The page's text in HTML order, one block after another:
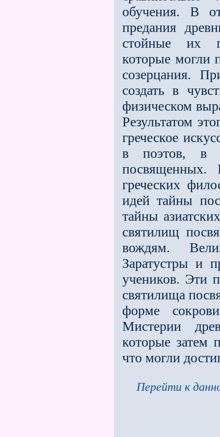
обучения. В
предания
стойные их
которые могли
созерцания.
создать в
физическом
Результатом
греческое
в поэтов, в
посвященных.
греческих
идей тайны
тайны
святилищ
вождям.
Заратустры и
учеников. Эти
святилища
форме
Мистерии
которые затем
что могли
Перейти к